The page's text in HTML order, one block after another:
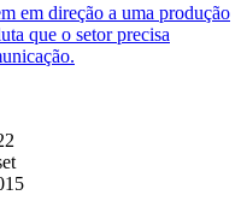
em direção a uma produção
que o setor precisa